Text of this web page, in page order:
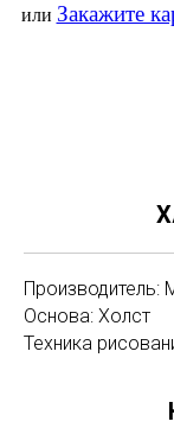
или Закажите
Основа: Холст
Техника